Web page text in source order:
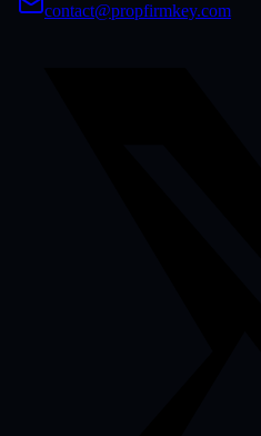
contact@propfirmkey.com